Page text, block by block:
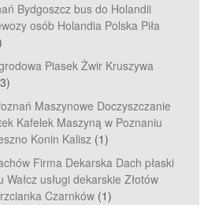
Bydgoszcz bus do Holandii
osób Holandia Polska Piła
Piasek Żwir Kruszywa
Maszynowe Doczyszczanie
Kafelek Maszyną w Poznaniu
Konin Kalisz (1)
Firma Dekarska Dach płaski
usługi dekarskie Złotów
Czarnków (1)